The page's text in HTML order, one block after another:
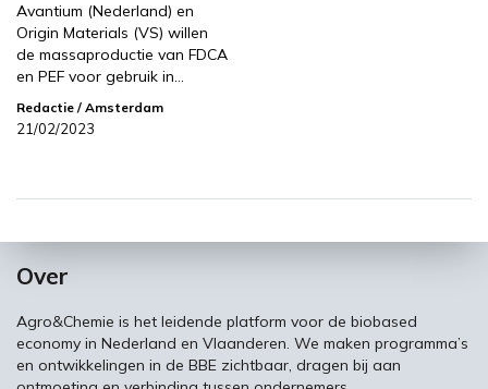
Avantium (Nederland) en
Origin Materials (VS) willen
de massaproductie van FDCA
en PEF voor gebruik in…
Redactie / Amsterdam
21/02/2023
Over
Agro&Chemie is het leidende platform voor de biobased
economy in Nederland en Vlaanderen. We maken programma’s
en ontwikkelingen in de BBE zichtbaar, dragen bij aan